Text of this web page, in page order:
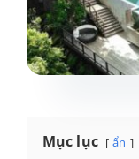
Mục lục ẩn